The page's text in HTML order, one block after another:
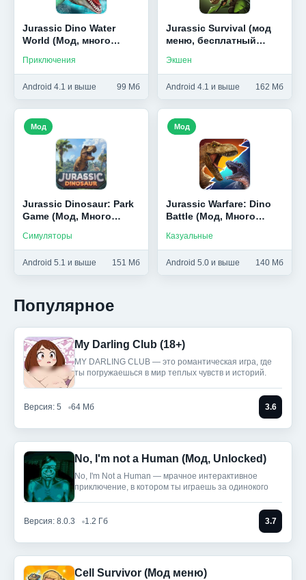
Jurassic Dino Water
World (Мод, много
Приключения
Android 4.1 и выше 99 Мб
Jurassic Survival (мод
меню, бесплатный
Экшен
Android 4.1 и выше 162 Мб
Jurassic Dinosaur: Park
Game (Мод, Много
Симуляторы
Android 5.1 и выше 151 Мб
Мод
Jurassic Warfare: Dino
Battle (Мод, Много
Казуальные
Android 5.0 и выше 140 Мб
Мод
Популярное
My Darling Club (18+)
MY DARLING CLUB — это романтическая игра, где
ты погружаешься в мир теплых чувств и историй.
Версия: 5 64 Мб 3.6
No, I'm not a Human (Мод, Unlocked)
No, I'm Not a Human — мрачное интерактивное
приключение, в котором ты играешь за одинокого
Версия: 8.0.3 1.2 Гб 3.7
Cell Survivor (Мод меню)